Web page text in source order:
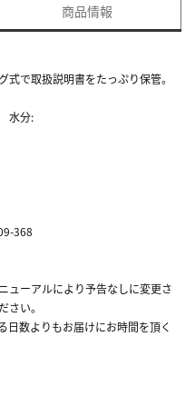
商品情報
で取扱説明書をたっぷり保管。
水分:
368
ューアルにより予告なしに変更さ
い。
数よりもお届けにお時間を頂く